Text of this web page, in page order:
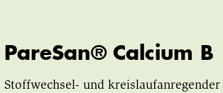
PareSan® Calcium B
Stoffwechsel- und